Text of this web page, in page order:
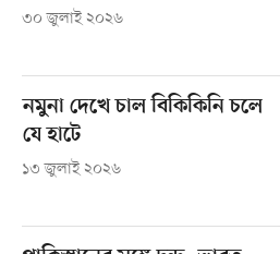
৩০ জুলাই ২০২৬
নমুনা দেখে চাল বিকিকিনি চলে
যে হাটে
১৩ জুলাই ২০২৬